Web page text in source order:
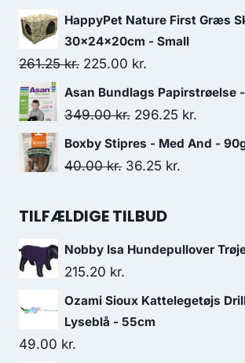
131.25 kr.. 112.50 kr..
oprindelige
pris
var:
98.75 kr..
aktuelle
pris
er:
86.25 kr..
HappyPet Nature First Græs
30x24x20cm - Small
261.25kr. Den
oprindelige
pris
261.25 kr..
225.00 kr.
aktuelle
pris
225.00 kr..
Asan Bundlags Papirstrøelse
349.00kr. Den
oprindelige
pris
349.00 kr..
296.25 kr.
aktuelle
Boxby Stipres - Med And -
40.00kr. Den
pris
40.00 kr..
36.25 kr.
36.25 kr..
TILFÆLDIGE TILBUD
Nobby Isa Hundepullover
215.20 kr.
Ozami Sioux Kattelegetøjs
Lyseblå - 55cm
49.00 kr.